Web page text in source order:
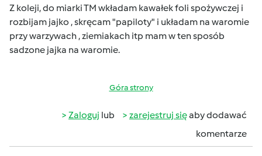
Z koleji, do miarki TM wkładam kawałek foli spożywczej i
rozbijam jajko , skręcam "papiloty" i układam na waromie
przy warzywach , ziemiakach itp mam w ten sposób
sadzone jajka na waromie.
Góra strony
Zaloguj lub zarejestruj sięaby dodawać
komentarze